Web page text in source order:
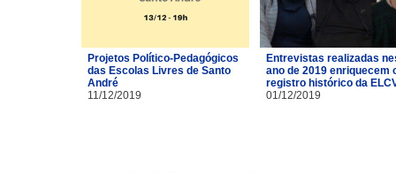
Projetos Político-Pedagógicos
das Escolas Livres de Santo
André
11/12/2019
Entrevistas realizadas
ano de 2019 enriquecem
registro histórico da
01/12/2019